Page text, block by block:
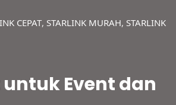
CEPAT, STARLINK MURAH, STARLINK
Event dan